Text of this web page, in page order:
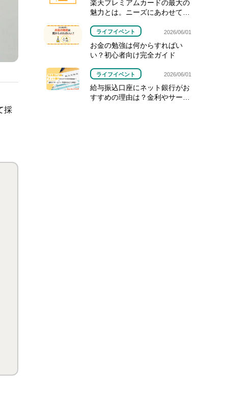
採
楽天プレミアムカードの最大の
魅力とは。ニーズにあわせて選
ライフイベント 2026/06/01
お金の勉強は何からすればい
い？初心者向け完全ガイド
ライフイベント 2026/06/01
給与振込口座にネット銀行がお
すすめの理由は？金利やサービ